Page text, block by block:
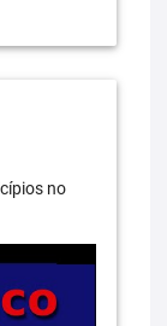
no